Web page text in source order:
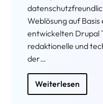
Weblösung auf Basis
entwickelten Drupal
redaktionelle und
der…
Weiterlesen